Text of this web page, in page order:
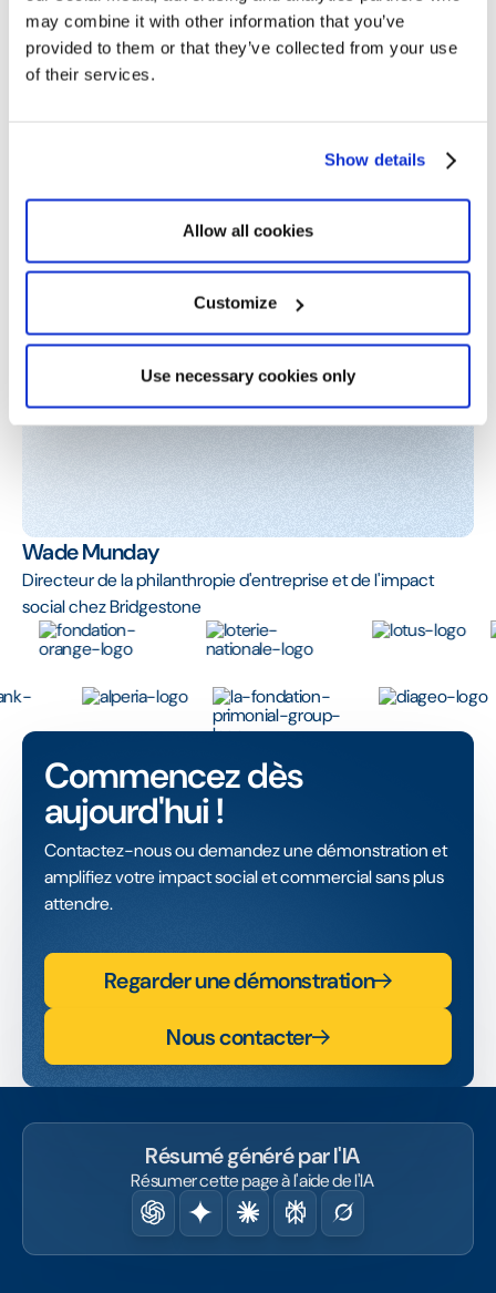
may combine it with other information that you’ve
provided to them or that they’ve collected from your use
of their services.
Show details
Allow all cookies
Customize
Use necessary cookies only
Kenneth Bérard
Fondateur et directeur général de Optimy
Wade Munday
Directeur de la philanthropie d'entreprise et de l'impact
social chez Bridgestone
Commencez dès
aujourd'hui !
Contactez-nous ou demandez une démonstration et
amplifiez votre impact social et commercial sans plus
attendre.
Regarder une démonstration
Nous contacter
Résumé généré par l'IA
Résumer cette page à l'aide de l'IA